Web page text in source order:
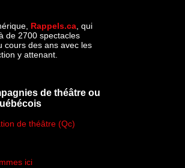
Rappels.ca , qui
de 2700 spectacles
cours des ans avec les
y attenant.
de théâtre ou
de théâtre (Qc)
ici